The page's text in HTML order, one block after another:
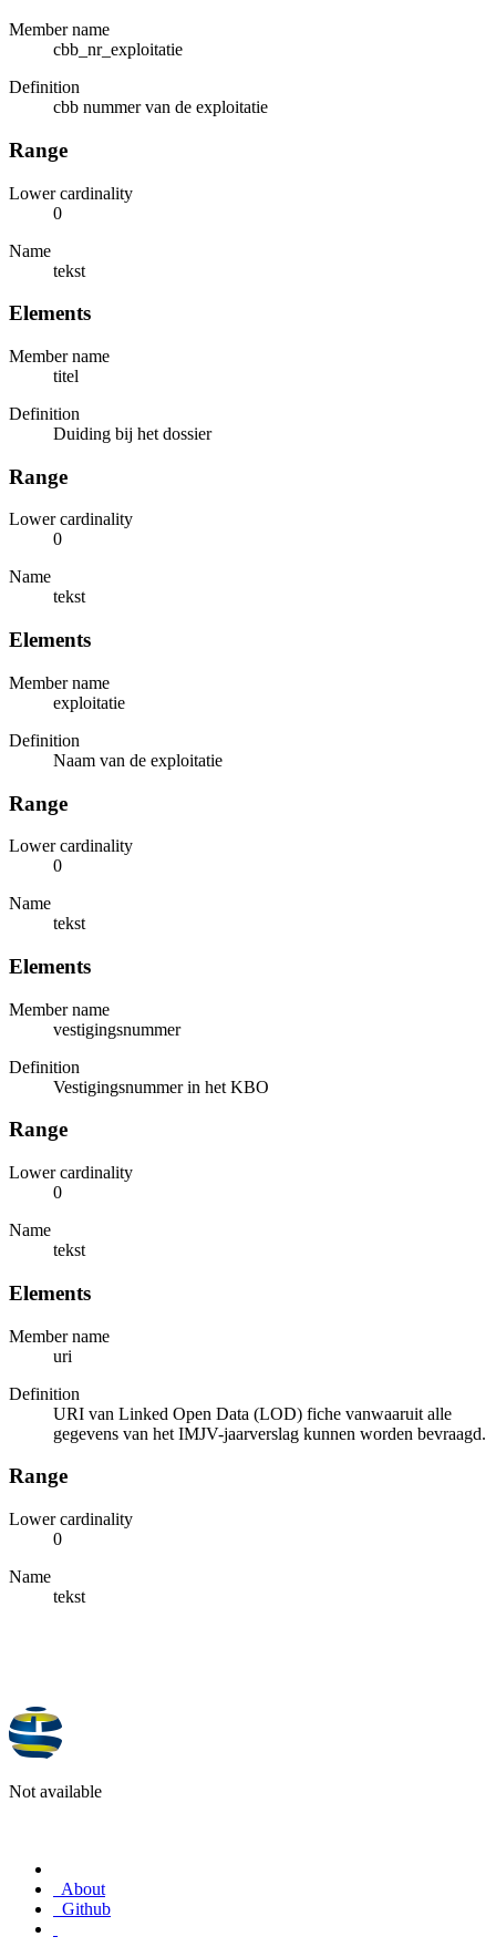
Member name
cbb_nr_exploitatie
Definition
cbb nummer van de exploitatie
Range
Lower cardinality
0
Name
tekst
Elements
Member name
titel
Definition
Duiding bij het dossier
Range
Lower cardinality
0
Name
tekst
Elements
Member name
exploitatie
Definition
Naam van de exploitatie
Range
Lower cardinality
0
Name
tekst
Elements
Member name
vestigingsnummer
Definition
Vestigingsnummer in het KBO
Range
Lower cardinality
0
Name
tekst
Elements
Member name
uri
Definition
URI van Linked Open Data (LOD) fiche vanwaaruit alle
gegevens van het IMJV-jaarverslag kunnen worden bevraagd.
Range
Lower cardinality
0
Name
tekst
Not available
About
Github